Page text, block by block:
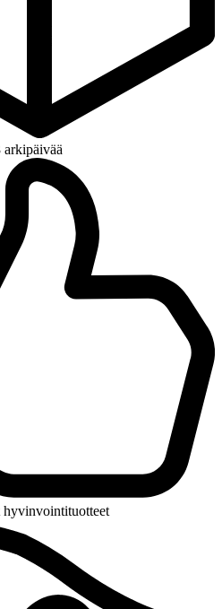
arkipäivää
hyvinvointituotteet